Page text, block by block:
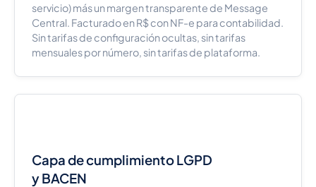
servicio) más un margen transparente de Message
Central. Facturado en R$ con NF-e para contabilidad.
Sin tarifas de configuración ocultas, sin tarifas
mensuales por número, sin tarifas de plataforma.
Capa de cumplimiento LGPD
y BACEN